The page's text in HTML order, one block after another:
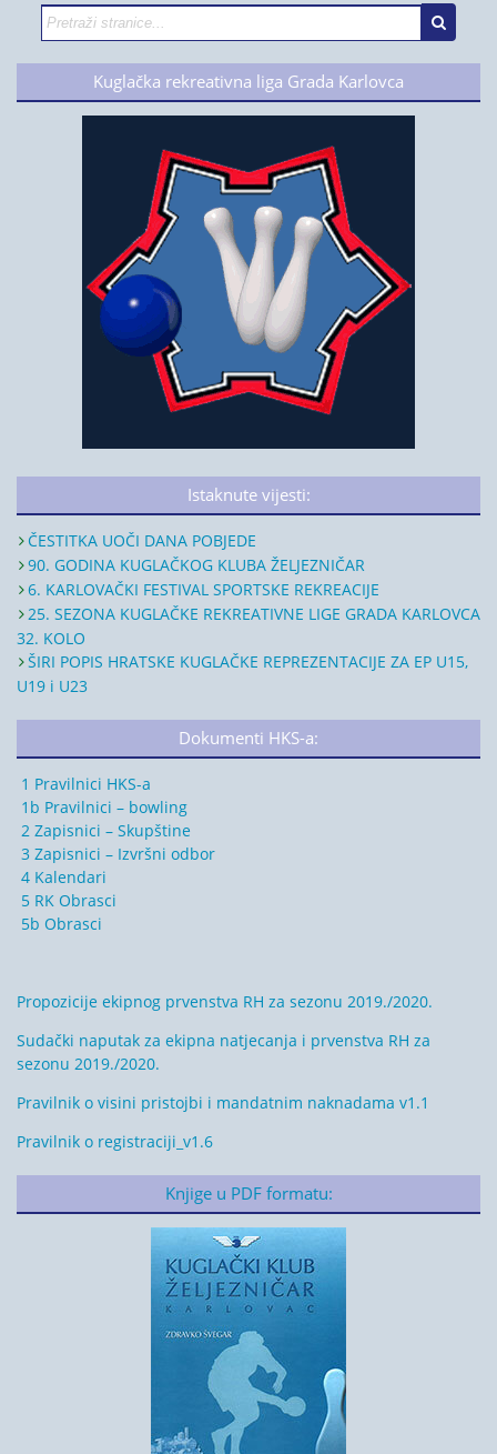
Kuglačka rekreativna liga Grada Karlovca
Istaknute vijesti:
ČESTITKA UOČI DANA POBJEDE
90. GODINA KUGLAČKOG KLUBA ŽELJEZNIČAR
6. KARLOVAČKI FESTIVAL SPORTSKE REKREACIJE
25. SEZONA KUGLAČKE REKREATIVNE LIGE GRADA KARLOVCA
32. KOLO
ŠIRI POPIS HRATSKE KUGLAČKE REPREZENTACIJE ZA EP U15,
U19 i U23
Dokumenti HKS-a:
1 Pravilnici HKS-a
1b Pravilnici – bowling
2 Zapisnici – Skupštine
3 Zapisnici – Izvršni odbor
4 Kalendari
5 RK Obrasci
5b Obrasci
Propozicije ekipnog prvenstva RH za sezonu 2019./2020.
Sudački naputak za ekipna natjecanja i prvenstva RH za
sezonu 2019./2020.
Pravilnik o visini pristojbi i mandatnim naknadama v1.1
Pravilnik o registraciji_v1.6
Knjige u PDF formatu: